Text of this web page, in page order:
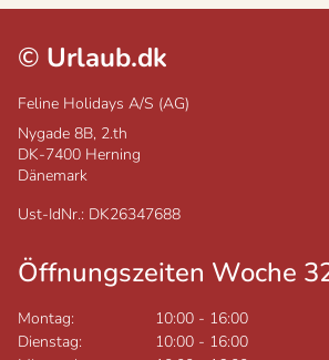
© Urlaub.dk
Feline Holidays A/S (AG)
Nygade 8B, 2.th
DK-7400 Herning
Dänemark
Ust-IdNr.: DK26347688
Öffnungszeiten Woche
Montag: 10:00 - 16:00
Dienstag:
10:00 - 16:00